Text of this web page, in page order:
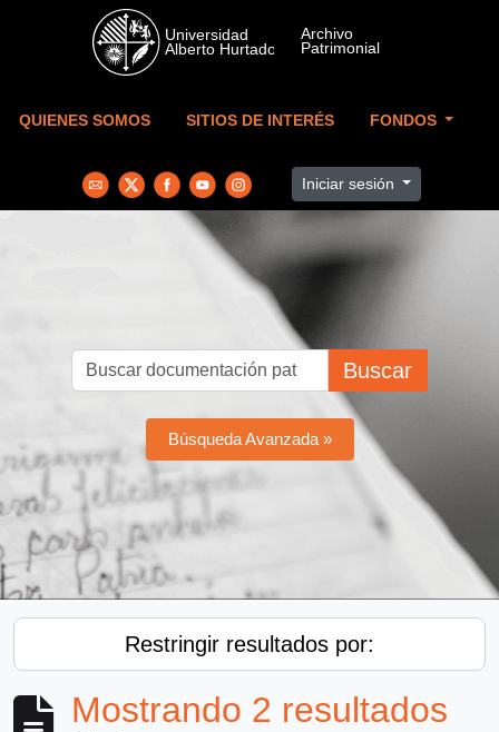
Skip to main content
QUIENES SOMOS SITIOS DE INTERÉS FONDOS
Iniciar sesión
Buscar
Búsqueda Avanzada »
Restringir resultados por:
Mostrando 2 resultados